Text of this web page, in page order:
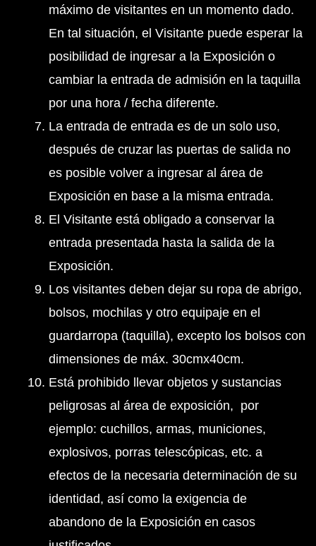
máximo de visitantes en un momento dado.
En tal situación, el Visitante puede esperar la
posibilidad de ingresar a la Exposición o
cambiar la entrada de admisión en la taquilla
por una hora / fecha diferente.
La entrada de entrada es de un solo uso,
después de cruzar las puertas de salida no
es posible volver a ingresar al área de
Exposición en base a la misma entrada.
El Visitante está obligado a conservar la
entrada presentada hasta la salida de la
Exposición.
Los visitantes deben dejar su ropa de abrigo,
bolsos, mochilas y otro equipaje en el
guardarropa (taquilla), excepto los bolsos con
dimensiones de máx. 30cmx40cm.
Está prohibido llevar objetos y sustancias
peligrosas al área de exposición, por
ejemplo: cuchillos, armas, municiones,
explosivos, porras telescópicas, etc. a
efectos de la necesaria determinación de su
identidad, así como la exigencia de
abandono de la Exposición en casos